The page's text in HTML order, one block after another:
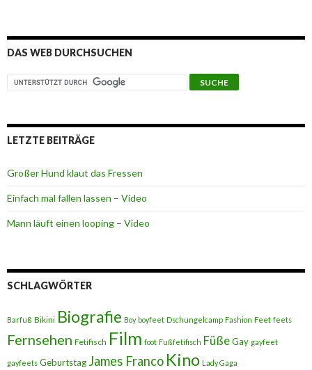
DAS WEB DURCHSUCHEN
LETZTE BEITRÄGE
Großer Hund klaut das Fressen
Einfach mal fallen lassen – Video
Mann läuft einen looping – Video
SCHLAGWÖRTER
Barfuß Bikini Biografie Boy boyfeet Dschungelcamp Fashion Feet feets
Fernsehen Fetifisch Film foot Fußfetifisch FüßeGay gayfeet
gayfeets Geburtstag James Franco Kino Lady Gaga